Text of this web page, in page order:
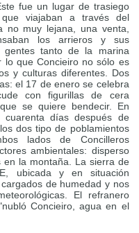
fue un lugar de trasiego
viajaban a través del
no muy lejana, una venta,
los arrieros y sus
gentes tanto de la marina
lo que Concieiro no sólo es
y culturas diferentes. Dos
el 17 de enero se celebra
con figurillas de cera
se quiere bendecir. En
cuarenta días después de
dos tipo de poblamientos
lados de Concilleros
ambientales: disperso
la montaña. La sierra de
ubicada y en situación
de humedad y nos
El refranero
Concieiro, agua en el